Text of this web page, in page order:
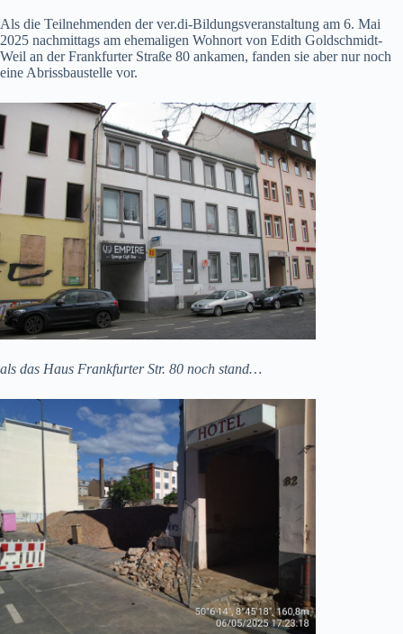
Als die Teilnehmenden der ver.di-Bildungsveranstaltung am 6. Mai
2025 nachmittags am ehemaligen Wohnort von Edith Goldschmidt-
Weil an der Frankfurter Straße 80 ankamen, fanden sie aber nur noch
eine Abrissbaustelle vor.
als das Haus Frankfurter Str. 80 noch stand…